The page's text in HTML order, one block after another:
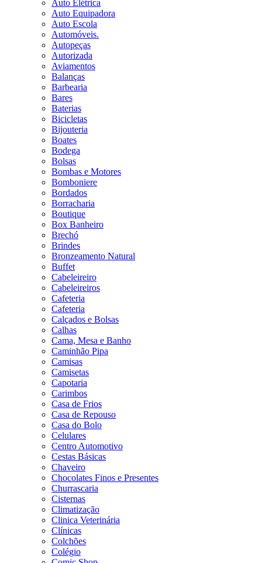
Auto Elétrica
Auto Equipadora
Auto Escola
Automóveis.
Autopeças
Autorizada
Aviamentos
Balanças
Barbearia
Bares
Baterias
Bicicletas
Bijouteria
Boates
Bodega
Bolsas
Bombas e Motores
Bomboniere
Bordados
Borracharia
Boutique
Box Banheiro
Brechó
Brindes
Bronzeamento Natural
Buffet
Cabeleireiro
Cabeleireiros
Cafeteria
Cafeteria
Calçados e Bolsas
Calhas
Cama, Mesa e Banho
Caminhão Pipa
Camisas
Camisetas
Capotaria
Carimbos
Casa de Frios
Casa de Repouso
Casa do Bolo
Celulares
Centro Automotivo
Cestas Básicas
Chaveiro
Chocolates Finos e Presentes
Churrascaria
Cisternas
Climatização
Clinica Veterinária
Clínicas
Colchões
Colégio